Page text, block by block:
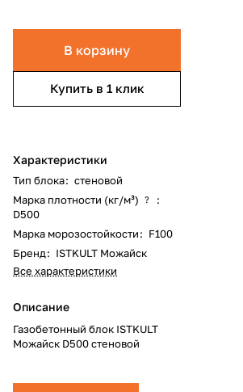
В корзину
Купить в 1 клик
Характеристики
Тип блока: стеновой
Марка плотности (кг/м³)
?
:
D500
Марка морозостойкости: F100
Бренд: ISTKULT Можайск
Все характеристики
Описание
Газобетонный блок ISTKULT
Можайск D500 стеновой